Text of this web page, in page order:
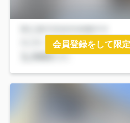
会員登録をして限